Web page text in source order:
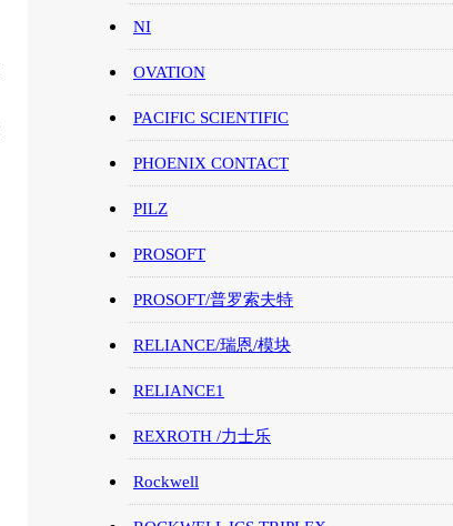
NI
OVATION
PACIFIC SCIENTIFIC
PHOENIX CONTACT
PILZ
PROSOFT
PROSOFT/普罗索夫特
RELIANCE/瑞恩/模块
RELIANCE1
REXROTH /力士乐
Rockwell